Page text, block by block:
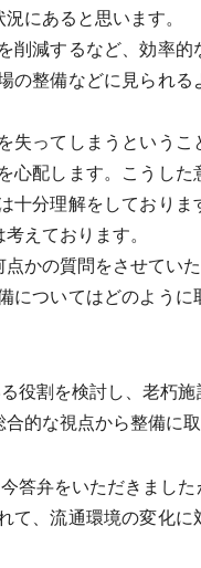
にあると思います。
減するなど、効率的
の整備などに見られ
ってしまうというこ
心配します。こうし
分理解をしておりま
えております。
かの質問をさせていた
ついてはどのように
割を検討し、老朽
的な視点から整備に取
弁をいただきました
て、流通環境の変化